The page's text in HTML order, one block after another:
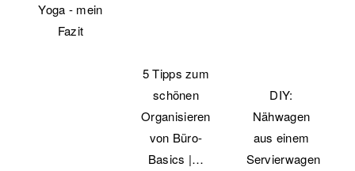
Yoga - mein
Fazit
5 Tipps zum
schönen
Organisieren
von Büro-
Basics |…
DIY:
Nähwagen
aus einem
Servierwagen